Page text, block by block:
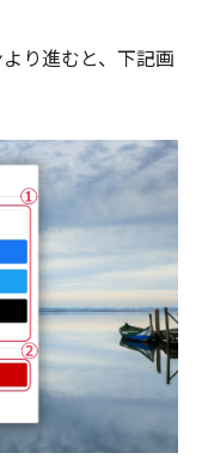
り進むと、下記画